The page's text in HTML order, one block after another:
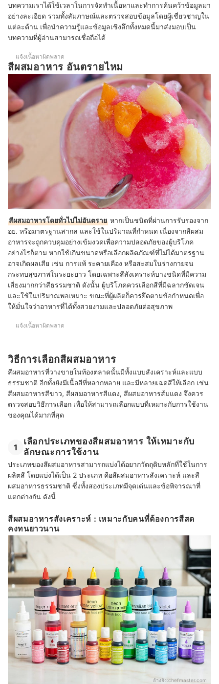
สีผสมอาหารมีวิธีการเก็บรักษาอย่างไร
บทความที่เกี่ยวข้องกับสีผสมอาหาร
บทความเราได้ใช้เวลาในการจัดทำเนื้อหาและทำการค้นคว้าข้อมูลมา
อย่างละเอียด รวมทั้งสัมภาษณ์และตรวจสอบข้อมูลโดยผู้เชี่ยวชาญใน
แต่ละด้าน เพื่อนำความรู้และข้อมูลเชิงลึกทั้งหมดนี้มาส่งมอบเป็น
บทความที่ผู้อ่านสามารถเชื่อถือได้
แจ้งเนื้อหาผิดพลาด
สีผสมอาหาร อันตรายไหม
สีผสมอาหารโดยทั่วไปไม่อันตราย หากเป็นชนิดที่ผ่านการรับรองจาก
อย. หรือมาตรฐานสากล และใช้ในปริมาณที่กำหนด เนื่องจากสีผสม
อาหารจะถูกควบคุมอย่างเข้มงวดเพื่อความปลอดภัยของผู้บริโภค
อย่างไรก็ตาม หากใช้เกินขนาดหรือเลือกผลิตภัณฑ์ที่ไม่ได้มาตรฐาน
อาจเกิดผลเสีย เช่น การแพ้ ระคายเคือง หรือสะสมในร่างกายจน
กระทบสุขภาพในระยะยาว โดยเฉพาะสีสังเคราะห์บางชนิดที่มีความ
เสี่ยงมากกว่าสีธรรมชาติ ดังนั้น ผู้บริโภคควรเลือกสีที่มีฉลากชัดเจน
และใช้ในปริมาณพอเหมาะ ขณะที่ผู้ผลิตก็ควรยึดตามข้อกำหนดเพื่อ
ให้มั่นใจว่าอาหารที่ได้ทั้งสวยงามและปลอดภัยต่อสุขภาพ
แจ้งเนื้อหาผิดพลาด
วิธีการเลือกสีผสมอาหาร
สีผสมอาหารที่วางขายในท้องตลาดนั้นมีทั้งแบบสังเคราะห์และแบบ
ธรรมชาติ อีกทั้งยังมีเนื้อสีที่หลากหลาย และมีหลายเฉดสีให้เลือก เช่น
สีผสมอาหารสีขาว, สีผสมอาหารสีแดง, สีผสมอาหารส้มแดง จึงควร
ตรวจสอบวิธีการเลือก เพื่อให้สามารถเลือกแบบที่เหมาะกับการใช้งาน
ของคุณได้มากที่สุด
1
เลือกประเภทของสีผสมอาหาร ให้เหมาะกับ
ลักษณะการใช้งาน
ประเภทของสีผสมอาหารสามารถแบ่งได้อยากวัตถุดิบหลักที่ใช้ในการ
ผลิตสี โดยแบ่งได้เป็น 2 ประเภท คือสีผสมอาหารสังเคราะห์ และสี
ผสมอาหารธรรมชาติ ซึ่งทั้งสองประเภทมีจุดเด่นและข้อพิจารณาที่
แตกต่างกัน ดังนี้
สีผสมอาหารสังเคราะห์ : เหมาะกับคนที่ต้องการสีสด
คงทนยาวนาน
อ้างอิง:chefmaster.com